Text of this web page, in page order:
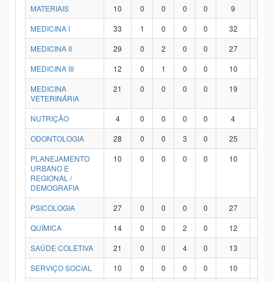
MATERIAIS 10 0 0 0 0 9
MEDICINA I
33 1 0 0 0 32
MEDICINA II
29 0 2 0 0 27
MEDICINA III
12 0 1 0 0 10
MEDICINA
VETERINÁRIA
21 0 0 0 0 19
NUTRIÇÃO 4 0 0 0 0 4
ODONTOLOGIA
28 0 0 3 0 25
PLANEJAMENTO
URBANO E
REGIONAL /
DEMOGRAFIA
10 0 0 0 0 10
PSICOLOGIA 27 0 0 0 0 27
QUÍMICA
14 0 0 2 0 12
SAÚDE COLETIVA
21 0 0 4 0 13
SERVIÇO SOCIAL
10 0 0 0 0 10